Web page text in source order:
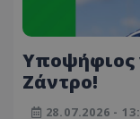
Υποψήφιος
Ζάντρο!
28.07.2026 -